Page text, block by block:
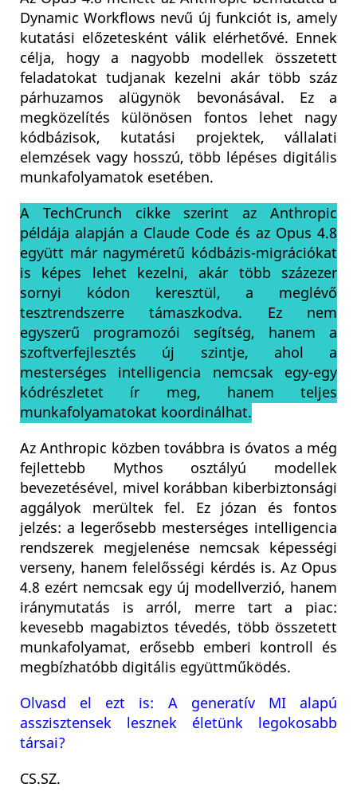
Dynamic Workflows nevű új funkciót is, amely
kutatási előzetesként válik elérhetővé. Ennek
célja, hogy a nagyobb modellek összetett
feladatokat tudjanak kezelni akár több száz
párhuzamos alügynök bevonásával. Ez a
megközelítés különösen fontos lehet nagy
kódbázisok, kutatási projektek, vállalati
elemzések vagy hosszú, több lépéses digitális
munkafolyamatok esetében.
A TechCrunch cikke szerint az Anthropic
példája alapján a Claude Code és az Opus 4.8
együtt már nagyméretű kódbázis-migrációkat
is képes lehet kezelni, akár több százezer
sornyi kódon keresztül, a meglévő
tesztrendszerre támaszkodva. Ez nem
egyszerű programozói segítség, hanem a
szoftverfejlesztés új szintje, ahol a
mesterséges intelligencia nemcsak egy-egy
kódrészletet ír meg, hanem teljes
munkafolyamatokat koordinálhat.
Az Anthropic közben továbbra is óvatos a még
fejlettebb Mythos osztályú modellek
bevezetésével, mivel korábban kiberbiztonsági
aggályok merültek fel. Ez józan és fontos
jelzés: a legerősebb mesterséges intelligencia
rendszerek megjelenése nemcsak képességi
verseny, hanem felelősségi kérdés is. Az Opus
4.8 ezért nemcsak egy új modellverzió, hanem
iránymutatás is arról, merre tart a piac:
kevesebb magabiztos tévedés, több összetett
munkafolyamat, erősebb emberi kontroll és
megbízhatóbb digitális együttműködés.
Olvasd el ezt is: A generatív MI alapú
asszisztensek lesznek életünk legokosabb
társai?
CS.SZ.